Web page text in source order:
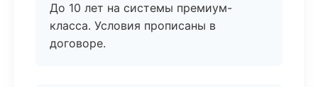
До 10 лет на системы премиум-
класса. Условия прописаны в
договоре.